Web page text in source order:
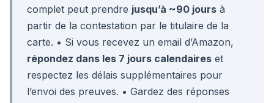
complet peut prendre jusqu’à ~90 jours à
partir de la contestation par le titulaire de la
carte. • Si vous recevez un email d’Amazon,
répondez dans les 7 jours calendaires et
respectez les délais supplémentaires pour
l’envoi des preuves. • Gardez des réponses